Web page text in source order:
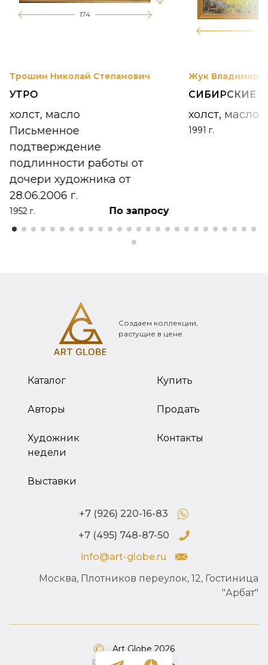
174
Трошин Николай Степанович
УТРО
холст, масло
Письменное
подтверждение
подлинности работы от
дочери художника от
28.06.2006 г.
1952 г. По запросу
Жук Владимир
СИБИРСКИЕ
холст, масло
1991 г.
Создаем коллекции,
растущие в цене
Каталог
Авторы
Художник
недели
Выставки
Купить
Продать
Контакты
+7 (926) 220-16-83
+7 (495) 748-87-50
info@art-globe.ru
Москва, Плотников переулок, 12, Гостиница
"Арбат"
Art Globe 2026